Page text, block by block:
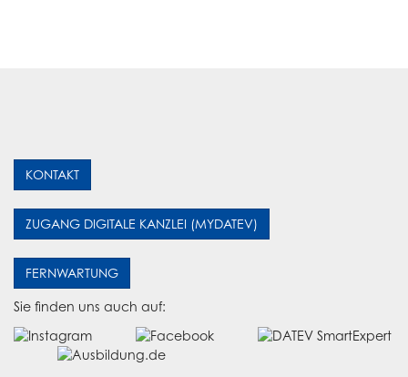
KONTAKT
ZUGANG DIGITALE KANZLEI (MYDATEV)
FERNWARTUNG
Sie finden uns auch auf: